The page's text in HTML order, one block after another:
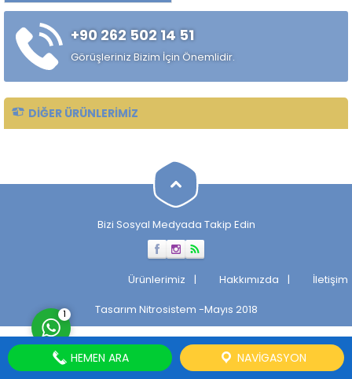
yapılır ve taşlama işlemiyle
yüzeyi düzgünleştirilir.
Taşlanmış mil, makinelerin
verimli ve sorunsuz
çalışmasını sağlayan önemli
bir parçadır. Taşlanmış Milin
Tarihçesi...
+90 262 502 14 51
Görüşleriniz Bizim İçin Önemlidir.
DIĞER ÜRÜNLERIMIZ
Bizi Sosyal Medyada Takip Edin
Ürünlerimiz Hakkımızda
İletişim
Tasarım Nitrosistem -Mayıs 2018
Cevap Yaz
1
HEMEN ARA NAVIGASYON